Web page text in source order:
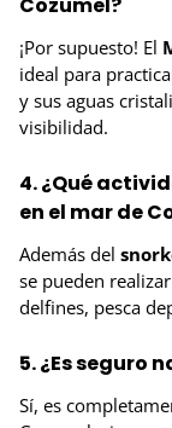
¡Por supuesto! El
ideal para
y sus aguas
visibilidad.
4. ¿Qué
en el mar de
Además del
se pueden
delfines, pesca
5. ¿Es seguro
Sí, es